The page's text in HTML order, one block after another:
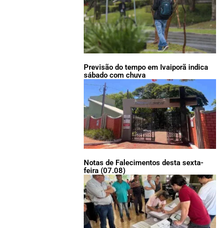
Previsão do tempo em Ivaiporã indica
sábado com chuva
Notas de Falecimentos desta sexta-
feira (07.08)